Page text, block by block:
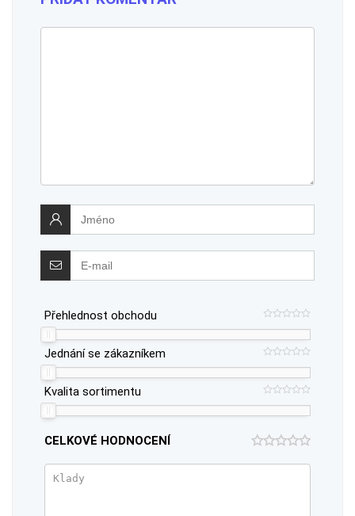
Přehlednost obchodu
Jednání se zákazníkem
Kvalita sortimentu
CELKOVÉ HODNOCENÍ